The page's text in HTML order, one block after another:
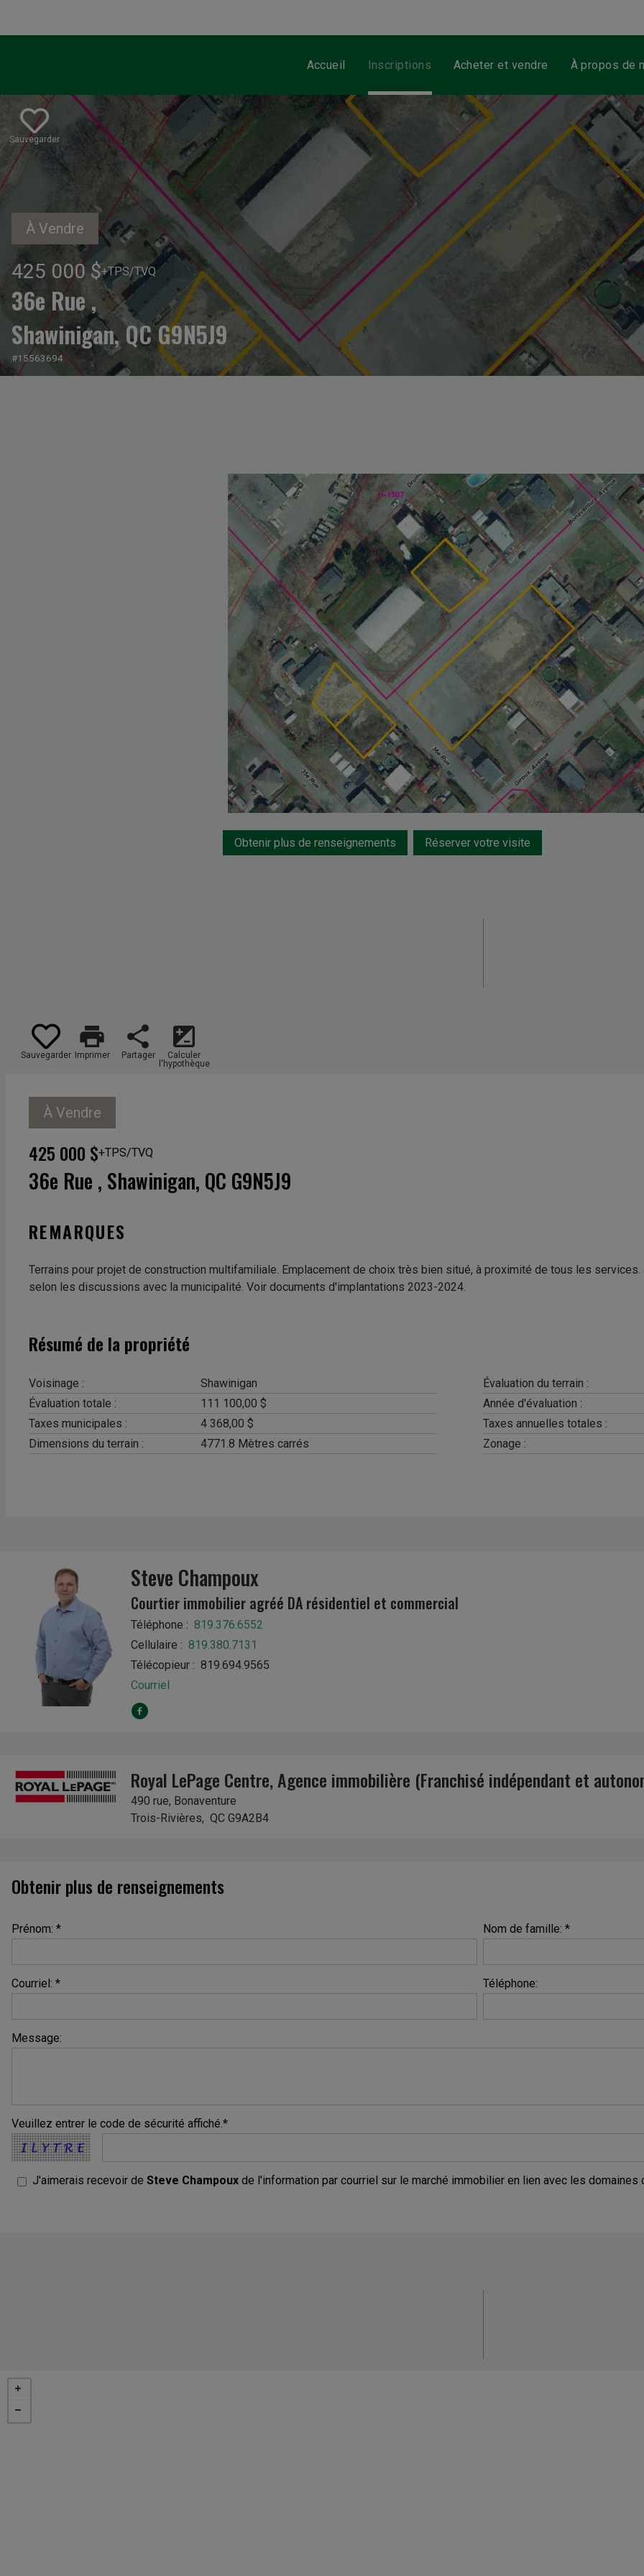
Accueil Inscriptions Acheter et vendre À propos de
Sauvegarder
À Vendre
425 000 $+TPS/TVQ
36e Rue ,
Shawinigan, QC G9N5J9
#15563694
Obtenir plus de renseignements Réserver votre visite
Sauvegarder
print
Imprimer
share
Partager
iso
Calculer
l'hypothèque
À Vendre
425 000 $+TPS/TVQ
36e Rue , Shawinigan, QC G9N5J9
REMARQUES
Terrains pour projet de construction multifamiliale. Emplacement de choix très bien situé, à proximité de tous les
selon les discussions avec la municipalité. Voir documents d'implantations 2023-2024.
Résumé de la propriété
Voisinage : Shawinigan
Évaluation du terrain :
Évaluation totale :
111 100,00 $
Année d'évaluation :
Taxes municipales :
4 368,00 $
Taxes annuelles totales :
Dimensions du terrain :
4771.8 Mètres carrés Zonage :
Steve Champoux
Courtier immobilier agréé DA résidentiel et commercial
Téléphone : 819.376.6552
Cellulaire : 819.380.7131
Télécopieur : 819.694.9565
Courriel
Royal LePage Centre, Agence immobilière (Franchisé indépendant et
490 rue, Bonaventure
Trois-Rivières, QC G9A2B4
Obtenir plus de renseignements
Prénom: * Nom de famille: *
Courriel: * Téléphone:
Message:
Veuillez entrer le code de sécurité affiché.*
J'aimerais recevoir de Steve Champoux de l'information par courriel sur le marché immobilier en lien avec les domaines